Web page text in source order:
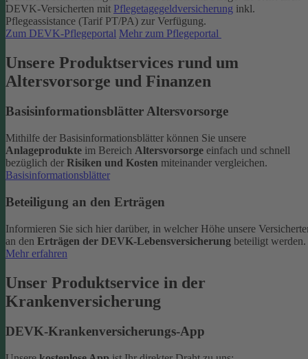
DEVK-Versicherten mit Pflegetagegeldversicherung inkl.
Pflegeassistance (Tarif PT/PA) zur Verfügung.
Zum DEVK-Pflegeportal Mehr zum Pflegeportal
Unsere Produktservices rund um
Altersvorsorge und Finanzen
Basisinformationsblätter Altersvorsorge
Mithilfe der Basisinformationsblätter können Sie unsere
Anlageprodukte im Bereich Altersvorsorge einfach und schnell
bezüglich der Risiken und Kosten miteinander vergleichen.
Basisinformationsblätter
Beteiligung an den Erträgen
Informieren Sie sich hier darüber, in welcher Höhe unsere
an den Erträgen der DEVK-Lebensversicherung beteiligt werden.
Mehr erfahren
Unser Produktservice in der
Krankenversicherung
DEVK-Krankenversicherungs-App